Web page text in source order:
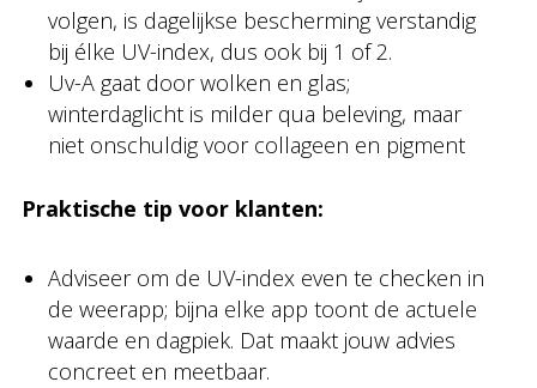
volgen, is dagelijkse bescherming verstandig
bij élke UV-index, dus ook bij 1 of 2.
Uv-A gaat door wolken en glas;
winterdaglicht is milder qua beleving, maar
niet onschuldig voor collageen en pigment
Praktische tip voor klanten:
Adviseer om de UV-index even te checken in
de weerapp; bijna elke app toont de actuele
waarde en dagpiek. Dat maakt jouw advies
concreet en meetbaar.